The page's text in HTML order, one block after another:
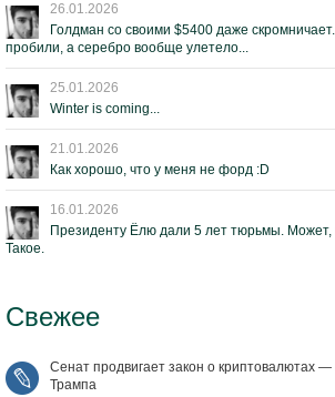
26.01.2026
Голдман со своими $5400 даже
пробили, а серебро вообще улетело...
25.01.2026
Winter is coming...
21.01.2026
Как хорошо, что у меня не форд :D
16.01.2026
Президенту Ёлю дали 5 лет тюрьмы. Может,
Такое.
Свежее
Сенат продвигает закон о криптовалютах
Трампа